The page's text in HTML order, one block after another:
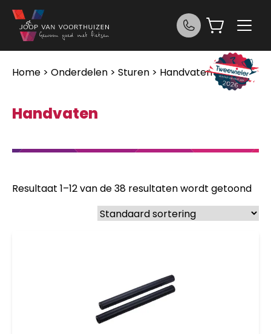
Ga naar de inhoud
Home > Onderdelen > Sturen > Handvaten
Handvaten
Resultaat 1–12 van de 38 resultaten wordt getoond